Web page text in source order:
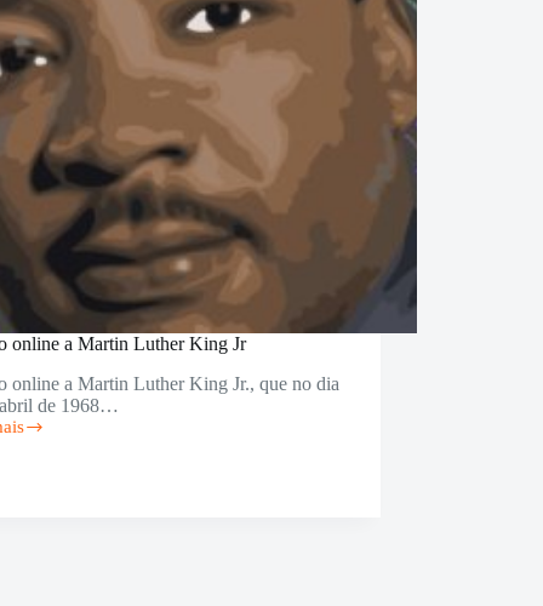
online a Martin Luther King Jr
online a Martin Luther King Jr., que no dia
de 1968…